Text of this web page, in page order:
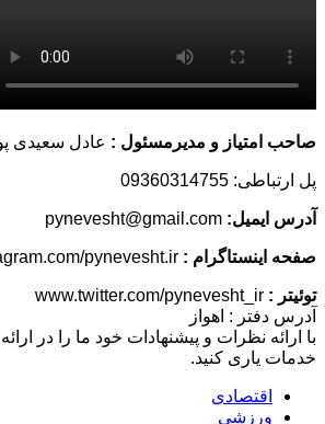
صاحب امتیاز و مدیرمسئول : عادل سعیدی
پل ارتباطی: 09360314755
آدرس ایمیل:
صفحه اینستاگرام :
توئیتر :
آدرس دفتر : اهواز
با ارائه نظرات و پیشنهادات خود ما را در
خدمات یاری کنید.
اقتصادی
ورزشی